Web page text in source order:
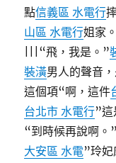
點信義區 水電行
山區 水電行姐家
|||“飛，我是。”
裝潢男人的聲音
這個項“啊，這件
台北市 水電行”
“到時候再說啊。
大安區 水電”玲